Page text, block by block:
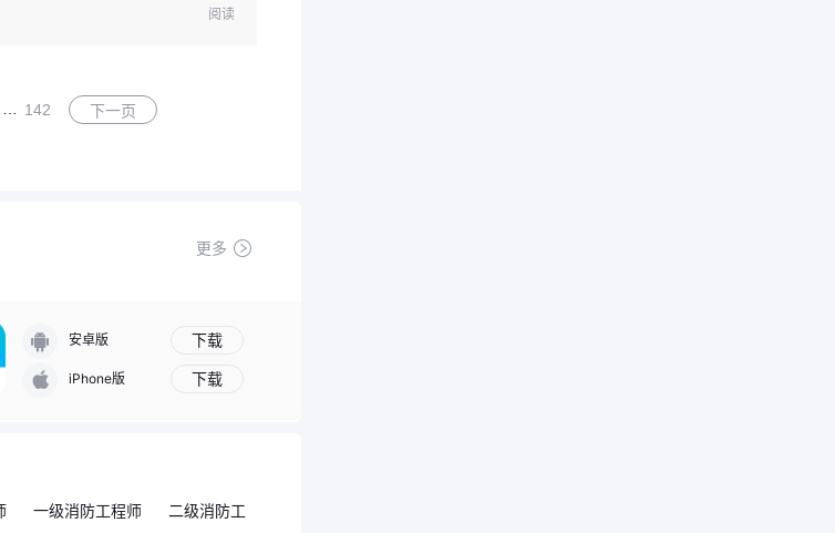
阅读
142 下一页
更多
安卓版 下载
iPhone版 下载
一级消防工程师 二级消防工